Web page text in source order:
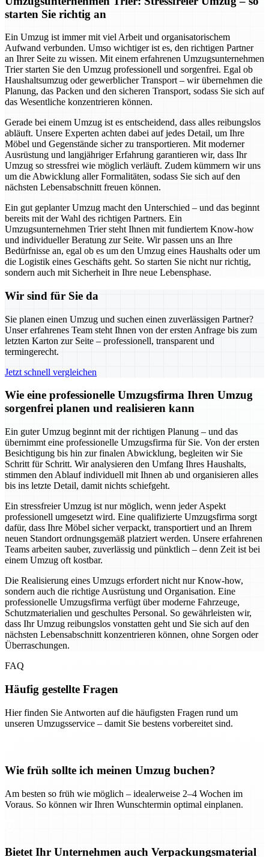
starten Sie richtig an
Ein Umzug ist immer mit viel Arbeit und organisatorischem
Aufwand verbunden. Umso wichtiger ist es, den richtigen Partner
an Ihrer Seite zu wissen. Mit einem erfahrenen Umzugsunternehmen
Trier starten Sie den Umzug professionell und sorgenfrei. Egal ob
Haushaltsumzug oder gewerblicher Transport – wir übernehmen die
Planung, das Packen und den sicheren Transport, sodass Sie sich auf
das Wesentliche konzentrieren können.
Gerade bei einem Umzug ist es entscheidend, dass alles reibungslos
abläuft. Unsere Experten achten dabei auf jedes Detail, um Ihre
Möbel und Gegenstände sicher zu transportieren. Mit moderner
Ausrüstung und langjähriger Erfahrung garantieren wir, dass Ihr
Umzug so stressfrei wie möglich verläuft. Zudem kümmern wir uns
um die Abwicklung aller Formalitäten, sodass Sie sich auf den
nächsten Lebensabschnitt freuen können.
Ein gut geplanter Umzug macht den Unterschied – und das beginnt
bereits mit der Wahl des richtigen Partners. Ein
Umzugsunternehmen Trier steht Ihnen mit fundiertem Know-how
und individueller Beratung zur Seite. Wir passen uns an Ihre
Bedürfnisse an, egal ob es um den Umzug eines Haushalts oder um
die Logistik eines Geschäfts geht. So starten Sie nicht nur richtig,
sondern auch mit Sicherheit in Ihre neue Lebensphase.
Wir sind für Sie da
Sie planen einen Umzug und suchen einen zuverlässigen Partner?
Unser erfahrenes Team steht Ihnen von der ersten Anfrage bis zum
letzten Karton zur Seite – professionell, transparent und
termingerecht.
Jetzt schnell vergleichen
Wie eine professionelle Umzugsfirma Ihren Umzug
sorgenfrei planen und realisieren kann
Ein guter Umzug beginnt mit der richtigen Planung – und das
übernimmt eine professionelle Umzugsfirma für Sie. Von der ersten
Besichtigung bis hin zur finalen Abwicklung, begleiten wir Sie
Schritt für Schritt. Wir analysieren den Umfang Ihres Haushalts,
stimmen den Ablauf individuell mit Ihnen ab und organisieren alles
bis ins letzte Detail, damit nichts schiefgeht.
Ein stressfreier Umzug ist nur möglich, wenn jeder Aspekt
professionell umgesetzt wird. Eine qualifizierte Umzugsfirma sorgt
dafür, dass Ihre Möbel sicher verpackt, transportiert und an Ihrem
neuen Standort ordnungsgemäß platziert werden. Unsere erfahrenen
Teams arbeiten sauber, zuverlässig und pünktlich – denn Zeit ist bei
einem Umzug oft kostbar.
Die Realisierung eines Umzugs erfordert nicht nur Know-how,
sondern auch die richtige Ausrüstung und Organisation. Eine
professionelle Umzugsfirma verfügt über moderne Fahrzeuge,
Schutzmaterialien und geschultes Personal. So gewährleisten wir,
dass Ihr Umzug reibungslos vonstatten geht und Sie sich auf den
nächsten Lebensabschnitt konzentrieren können, ohne Sorgen oder
Überraschungen.
FAQ
Häufig gestellte Fragen
Hier finden Sie Antworten auf die häufigsten Fragen rund um
unseren Umzugsservice – damit Sie bestens vorbereitet sind.
Wie früh sollte ich meinen Umzug buchen?
Am besten so früh wie möglich – idealerweise 2–4 Wochen im
Voraus. So können wir Ihren Wunschtermin optimal einplanen.
Bietet Ihr Unternehmen auch Verpackungsmaterial